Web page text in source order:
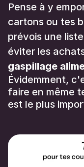
Pense à y
cartons ou tes
prévois une
éviter les
gaspillage
Évidemment,
faire en même
est le plus